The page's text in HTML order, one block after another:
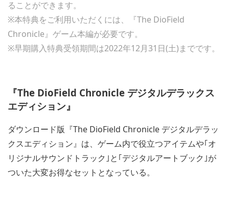
ることができます。
※本特典をご利用いただくには、『The DioField
Chronicle』ゲーム本編が必要です。
※早期購入特典受領期間は2022年12月31日(土)までです。
『The DioField Chronicle デジタルデラックス
エディション』
ダウンロード版『The DioField Chronicle デジタルデラッ
クスエディション』は、ゲーム内で役立つアイテムや｢オ
リジナルサウンドトラック｣と｢デジタルアートブック｣が
ついた大変お得なセットとなっている。